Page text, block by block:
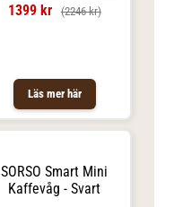
1399 kr (2246 kr)
Läs mer här
SORSO Smart Mini
Kaffevåg - Svart